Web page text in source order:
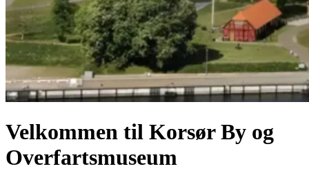
Velkommen til Korsør By og
Overfartsmuseum